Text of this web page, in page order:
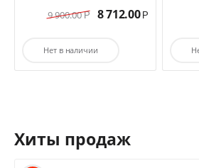
9 900.00 Р 8 712.00 Р
Нет в наличии
Хиты продаж